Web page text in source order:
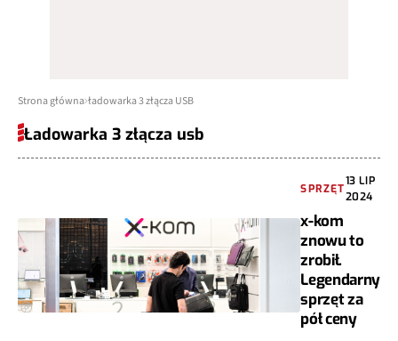
Strona główna ładowarka 3 złącza USB
Ładowarka 3 złącza usb
SPRZĘT
13 LIP
2024
x-kom
znowu to
zrobił.
Legendarny
sprzęt za
pół ceny